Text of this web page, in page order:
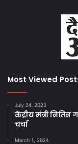
Most Viewed
July 24, 2023
केंद्रीय मंत्री
चर्चा
March 1, 2024